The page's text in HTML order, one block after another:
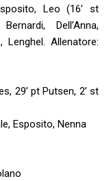
Leo (16’ st
Dell’Anna,
Lenghel. Allenatore:
29’ pt Putsen, 2’ st
Esposito, Nenna